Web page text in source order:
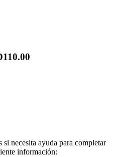
si necesita ayuda para completar
información: